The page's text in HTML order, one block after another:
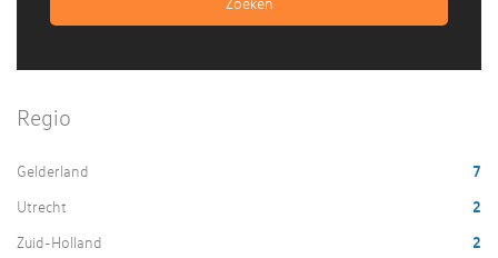
Regio
Gelderland
7
Utrecht
2
Zuid-Holland
2